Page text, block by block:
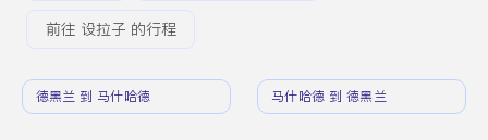
前往 设拉子 的行程
德黑兰 到 马什哈德 马什哈德 到 德黑兰